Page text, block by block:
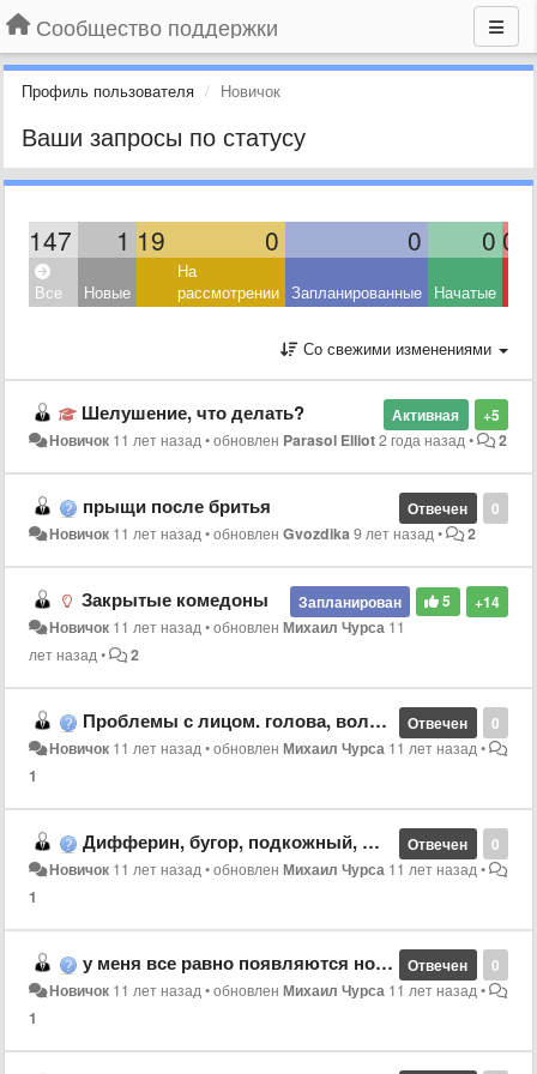
Сообщество поддержки
Профиль пользователя Новичок
Ваши запросы по статусу
147 1 19 0 0 0 0
Все Новые
На
рассмотрении Запланированные Начатые
Со свежими изменениями
+5
Активная
Шелушение, что делать?
Новичок 11 лет назад•обновлен Parasol Elliot2 года назад• 2
0
Отвечен
прыщи после бритья
Новичок 11 лет назад•обновленGvozdika9 лет назад• 2
+14
5
Запланирован
Закрытые комедоны
Новичок 11 лет назад•обновленМихаил Чурса 11
лет назад• 2
0
Отвечен
Проблемы с лицом. голова, волосы, прыщи на голове
Новичок 11 лет назад•обновленМихаил Чурса 11 лет назад•
1
0
Отвечен
Дифферин, бугор, подкожный, шишка
Новичок 11 лет назад•обновленМихаил Чурса 11 лет назад•
1
0
Отвечен
у меня все равно появляются новые прыщи это нормально?
Новичок 11 лет назад•обновленМихаил Чурса 11 лет назад•
1